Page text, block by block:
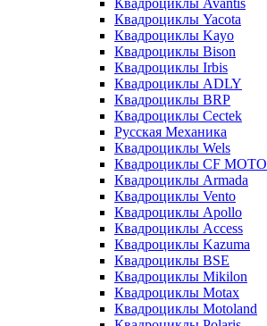
Квадроциклы Avantis
Квадроциклы Yacota
Квадроциклы Kayo
Квадроциклы Bison
Квадроциклы Irbis
Квадроциклы ADLY
Квадроциклы BRP
Квадроциклы Cectek
Русская Механика
Квадроциклы Wels
Квадроциклы CF MOTO
Квадроциклы Armada
Квадроциклы Vento
Квадроциклы Apollo
Квадроциклы Access
Квадроциклы Kazuma
Квадроциклы BSE
Квадроциклы Mikilon
Квадроциклы Motax
Квадроциклы Motoland